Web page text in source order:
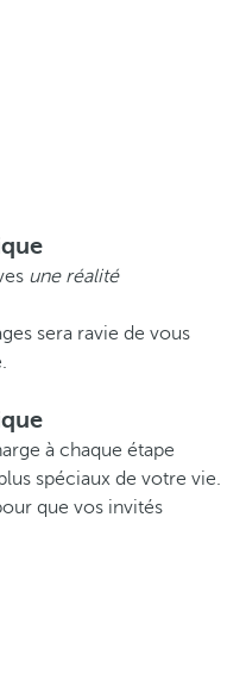
une réalité
sera ravie de vous
à chaque étape
spéciaux de votre vie.
que vos invités